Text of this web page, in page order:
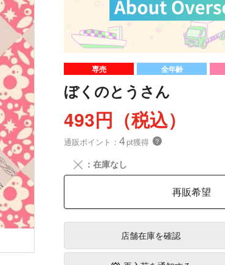
専売 全年齢
ぼくのとうさん
493円（税込）
通販ポイント： 4pt獲得 ？
╳ ：在庫なし
再販希望
店舗在庫を確認